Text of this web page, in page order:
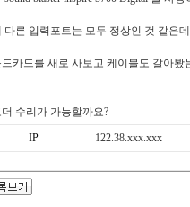
다른 입력포트는 모두 정상인 것 같은
카드를 새로 사보고 케이블도 갈아
더 수리가 가능할까요?
IP 122.38.xxx.xxx